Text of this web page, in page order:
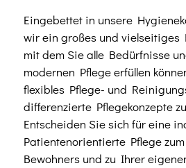
Eingebettet in unsere
wir ein großes und vielseitiges
mit dem Sie alle Bedürfnisse
modernen Pflege erfüllen
flexibles Pflege- und
differenzierte Pflegekonzepte
Entscheiden Sie sich für eine
Patientenorientierte Pflege
Bewohners und zu Ihrer